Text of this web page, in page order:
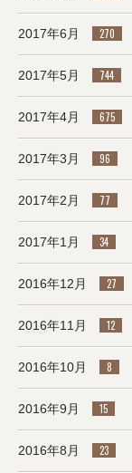
2017年6月 270
2017年5月 744
2017年4月 675
2017年3月 96
2017年2月 77
2017年1月 34
2016年12月 27
2016年11月 12
2016年10月 8
2016年9月 15
2016年8月 23